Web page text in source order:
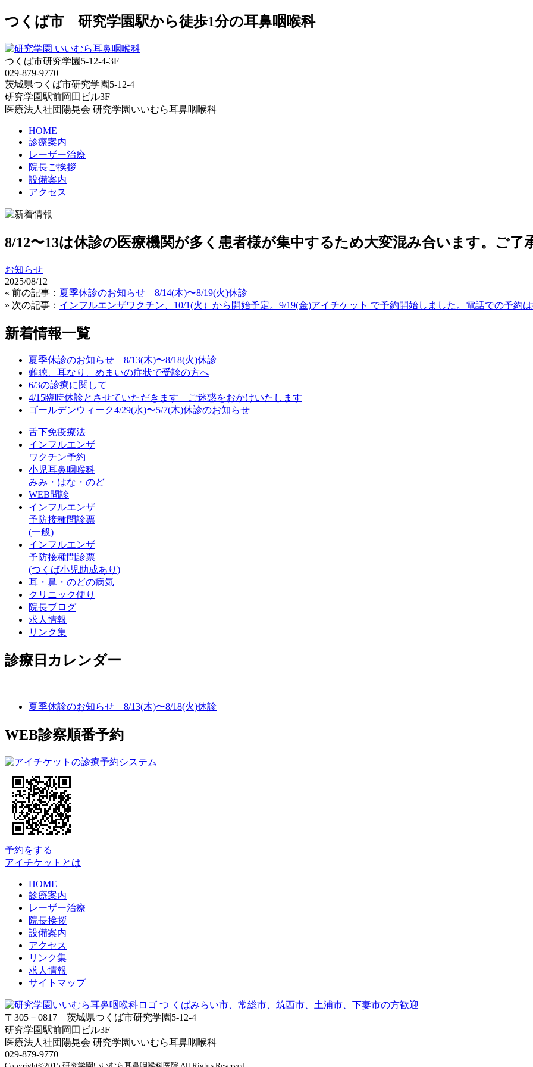
つくば市 研究学園駅から徒歩1分の耳鼻咽喉科
つくば市研究学園5‐12‐4-3F
029‐879‐9770
茨城県つくば市研究学園5‐12‐4
研究学園駅前岡田ビル3F
医療法人社団陽晃会 研究学園いいむら耳鼻咽喉科
HOME
診療案内
レーザー治療
院長ご挨拶
設備案内
アクセス
8/12〜13は休診の医療機関が多く患者様が集中するため大変混み合います。ご了
お知らせ
2025/08/12
« 前の記事： 夏季休診のお知らせ 8/14(木)〜8/19(火)休診
» 次の記事： インフルエンザワクチン、10/1(火）から開始予定。9/19(金)アイチケット で予約開始しました。電話での予約は
新着情報一覧
夏季休診のお知らせ 8/13(木)〜8/18(火)休診
難聴、耳なり、めまいの症状で受診の方へ
6/3の診療に関して
4/15臨時休診とさせていただきます ご迷惑をおかけいたします
ゴールデンウィーク4/29(水)〜5/7(木)休診のお知らせ
舌下免疫療法
インフルエンザ
ワクチン予約
小児耳鼻咽喉科
みみ・はな・のど
WEB問診
インフルエンザ
予防接種問診票
(一般)
インフルエンザ
予防接種問診票
(つくば小児助成あり)
耳・鼻・のどの病気
クリニック便り
院長ブログ
求人情報
リンク集
診療日カレンダー
夏季休診のお知らせ 8/13(木)〜8/18(火)休診
WEB診察順番予約
予約をする
アイチケットとは
HOME
診療案内
レーザー治療
院長挨拶
設備案内
アクセス
リンク集
求人情報
サイトマップ
〒305－0817 茨城県つくば市研究学園5‐12‐4
研究学園駅前岡田ビル3F
医療法人社団陽晃会 研究学園いいむら耳鼻咽喉科
029‐879‐9770